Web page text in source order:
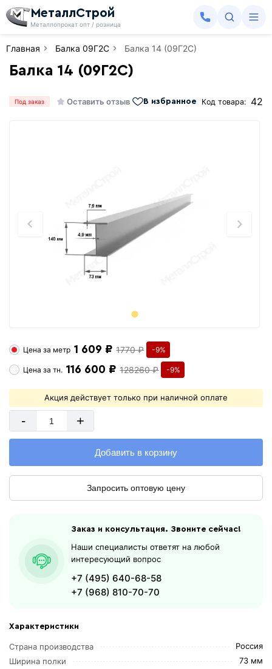
МеталлСтрой
Металлопрокат опт / розница
Главная Балка 09Г2С Балка 14 (09Г2С)
Балка 14 (09Г2С)
Под заказ Оставить отзыв В избранное Код товара: 42
Характеристики
Страна производства
Россия
Ширина полки
73 мм
Цена за метр 1 609 ₽ 1770 ₽ -9%
Цена затн. 116 600 ₽ 128260 ₽ -9%
Акция действует только при наличной оплате
- +
Добавить в корзину
Запросить оптовую цену
Заказ и консультация. Звоните сейчас!
Наши специалисты ответят на любой
интересующий вопрос
+7 (495) 640-68-58
+7 (968) 810-70-70